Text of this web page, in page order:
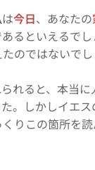
今日、あなたの
るといえるで
のではないでし
れると、本当
。しかしイエ
りこの箇所を読